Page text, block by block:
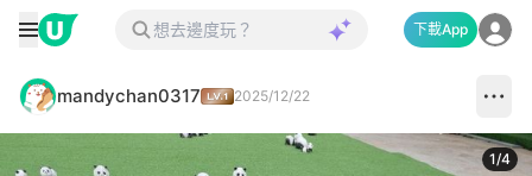
下載App
mandychan0317 2025/12/22
1/4